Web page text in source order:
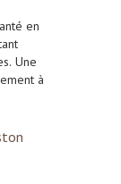
en
Une
à